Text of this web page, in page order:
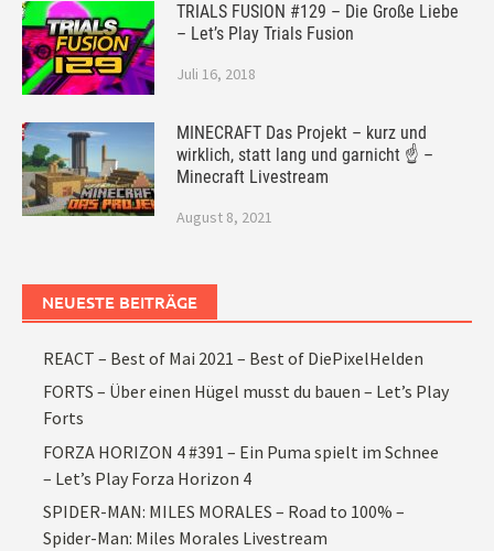
TRIALS FUSION #129 – Die Große Liebe
– Let’s Play Trials Fusion
Juli 16, 2018
MINECRAFT Das Projekt – kurz und
wirklich, statt lang und garnicht ☝ –
Minecraft Livestream
August 8, 2021
NEUESTE BEITRÄGE
REACT – Best of Mai 2021 – Best of DiePixelHelden
FORTS – Über einen Hügel musst du bauen – Let’s Play
Forts
FORZA HORIZON 4 #391 – Ein Puma spielt im Schnee
– Let’s Play Forza Horizon 4
SPIDER-MAN: MILES MORALES – Road to 100% –
Spider-Man: Miles Morales Livestream